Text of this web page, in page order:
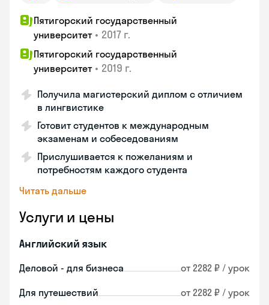
Пятигорский государственный
университет • 2017 г.
Пятигорский государственный
университет • 2019 г.
Получила магистерский диплом с отличием
в лингвистике
Готовит студентов к международным
экзаменам и собеседованиям
Прислушивается к пожеланиям и
потребностям каждого студента
Читать дальше
Услуги и цены
Английский язык
Деловой - для бизнеса от 2282 ₽ / урок
Для путешествий от 2282 ₽ / урок